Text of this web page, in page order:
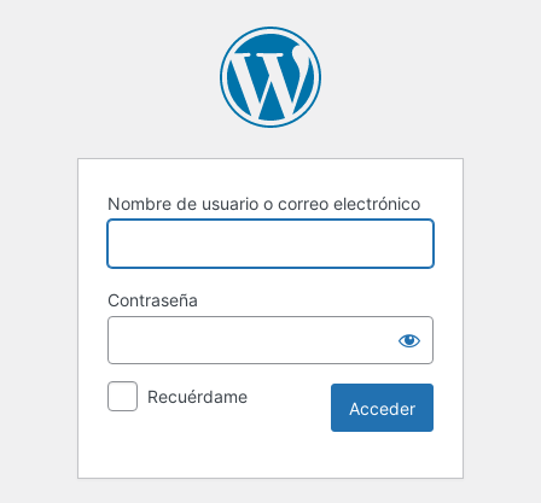
Nombre de usuario o correo electrónico
Contraseña
Recuérdame